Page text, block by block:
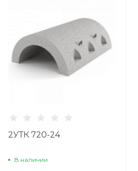
2УТК 720-24
В наличии